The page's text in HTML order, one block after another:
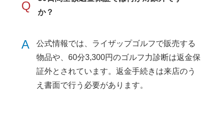
Q
か？
A
公式情報では、ライザップゴルフで販売する
物品や、60分3,300円のゴルフ力診断は返金保
証外とされています。返金手続きは来店のう
え書面で行う必要があります。